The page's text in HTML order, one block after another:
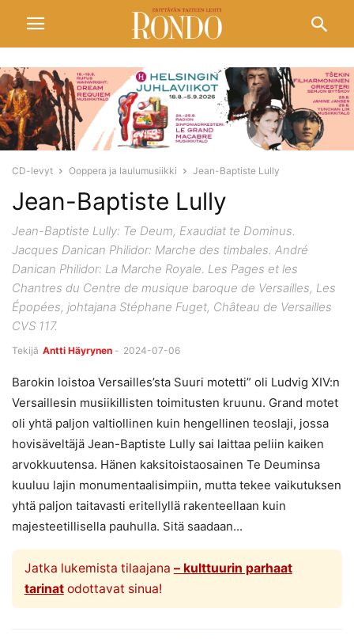
CD-levyt Ooppera ja laulumusiikki Jean-Baptiste Lully
Jean-Baptiste Lully
Jean-Baptiste Lully: Te Deum, Exaudiat te Dominus.
Jacques Danican Philidor: Marche des timbales. André
Danican Philidor: La Marche Royale. Les Pages et les
Chantres du Centre de musique baroque de Versailles, Les
Épopées, johtajana Stéphane Fuget, Château de Versailles
CVS 117.
Tekijä Antti Häyrynen - 2024-07-06
Barokin loistoa Versailles’sta Suuri motetti” oli Ludvig XIV:n
Versaillesin musiikillisten toimitusten kruunu. Grand motet
oli yhtä paljon valtiollinen kuin hengellinen teoslaji, jossa
hovisäveltäjä Jean-Baptiste Lully sai laittaa peliin kaiken
arvokkuutensa. Hänen kaksitoistaosainen Te Deuminsa
kuuluu lajin monumentaalisimpiin, mutta tekee vaikutuksen
yhtä paljon taitavasti eritellyllä rakenteellaan kuin
majesteetillisella pauhulla. Sitä saadaan...
Jatka lukemista tilaajana – kulttuurin parhaat
tarinatodottavat sinua!